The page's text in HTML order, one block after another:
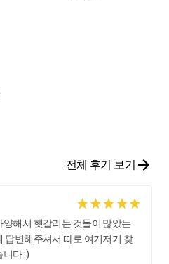
전체 후기 보기
해서 헷갈리는 것들이 많았는
답변해주셔서 따로 여기저기 찾
니다 :)